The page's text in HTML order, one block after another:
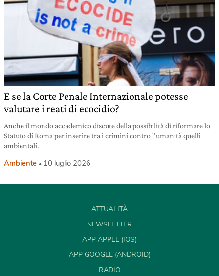
E se la Corte Penale Internazionale potesse
valutare i reati di ecocidio?
Anche il mondo accademico discute della possibilità di riformare lo
Statuto di Roma per inserire tra i crimini contro l’umanità quelli
ambientali.
Ambiente 10 luglio 2026
ATTUALITÀ
NEWSLETTER
APP APPLE (IOS)
APP GOOGLE (ANDROID)
RADIO